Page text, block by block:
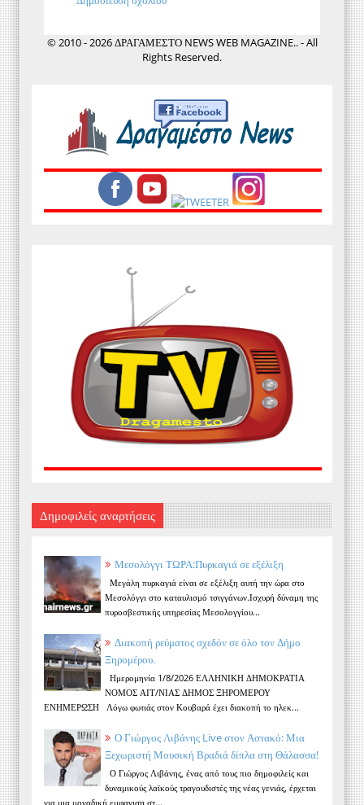
© 2010 - 2026 ΔΡΑΓΑΜΕΣΤΟ NEWS WEB MAGAZINE.. - All
Rights Reserved.
Δημοφιλείς αναρτήσεις
Μεσολόγγι ΤΩΡΑ:Πυρκαγιά σε εξέλιξη
Μεγάλη πυρκαγιά είναι σε εξέλιξη αυτή την ώρα στο
Μεσολόγγι στο καταυλισμό τσιγγάνων.Ισχυρή δύναμη της
πυροσβεστικής υπηρεσίας Μεσολογγίου...
Διακοπή ρεύματος σχεδόν σε όλο τον Δήμο
Ξηρομέρου.
Ημερομηνία 1/8/2026 ΕΛΛΗΝΙΚΗ ΔΗΜΟΚΡΑΤΙΑ
ΝΟΜΟΣ ΑΙΤ/ΝΙΑΣ ΔΗΜΟΣ ΞΗΡΟΜΕΡΟΥ
ΕΝΗΜΕΡΩΣΗ Λόγω φωτιάς στον Κουβαρά έχει διακοπή το ηλεκ...
Ο Γιώργος Λιβάνης Live στον Αστακό: Μια
Ξεχωριστή Μουσική Βραδιά δίπλα στη Θάλασσα!
Ο Γιώργος Λιβάνης, ένας από τους πιο δημοφιλείς και
δυναμικούς λαϊκούς τραγουδιστές της νέας γενιάς, έρχεται
για μια μοναδική εμφανιση στ...